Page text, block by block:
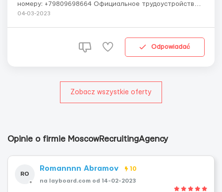
номеру: +79809698664 Официальное трудоустройство.
Премии: за работу по праздникам, за нормы, за
График работы: Работа по 10-12 час/...
04-03-2023
Odpowiadać
Zobacz wszystkie oferty
Opinie o firmie MoscowRecruitingAgency
RO
Romannnn Abramov 10
na layboard.com od 14-02-2023